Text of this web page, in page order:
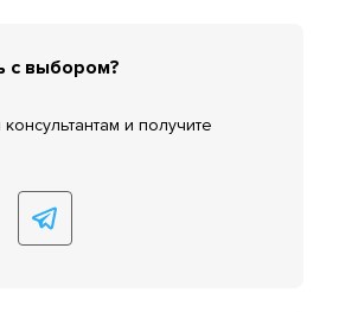
с выбором?
и получите